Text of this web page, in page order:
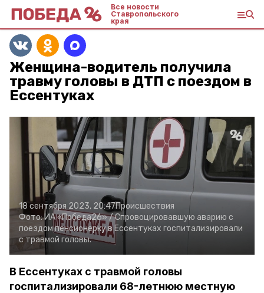
Все новости
Ставропольского
края
Женщина-водитель получила
травму головы в ДТП с поездом в
Ессентуках
18 сентября 2023, 20:47Происшествия
Фото:ИА «Победа26» /Спровоцировавшую аварию с
поездом пенсионерку в Ессентуках госпитализировали
с травмой головы.
В Ессентуках с травмой головы
госпитализировали 68-летнюю местную